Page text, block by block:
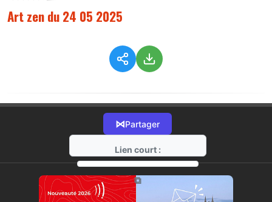
Art zen du 24 05 2025
⋈Partager
Lien court :
https://radio-g.fr?17759
⧉